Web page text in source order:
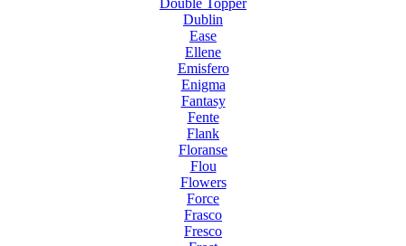
Dublin
Ease
Ellene
Emisfero
Enigma
Fantasy
Fente
Flank
Floranse
Flou
Flowers
Force
Frasco
Fresco